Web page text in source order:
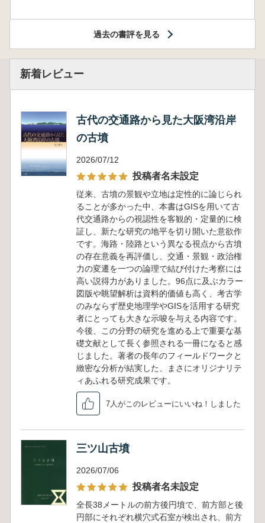
過去の書評を見る
新着レビュー
古代の交通路から見た大阪湾沿岸
の古墳
2026/07/12
投稿者名未設定
従来、古墳の景観や立地は定性的に論じられ
ることが多かった中、本書はGISを用いて古
代交通路からの視認性を客観的・定量的に検
証し、新たな研究の地平を切り開いた意欲作
です。海路・陸路という異なる視点から古墳
の存在意義を再評価し、交通・景観・政治権
力の変遷を一つの論理で結び付けた考察には
高い説得力がありました。96点に及ぶカラー
図版や眺望解析は資料的価値も高く、考古学
のみならず歴史地理学やGISを活用する研究
者にとっても大きな示唆を与える内容です。
今後、この分野の研究を進める上で重要な基
礎文献として長く参照される一冊になると感
じました。著者の長年のフィールドワークと
緻密な分析が結実した、まさにオリジナリテ
ィあふれる研究成果です。
7人がこのレビューにいいね！しました
三ツ山古墳
2026/07/06
投稿者名未設定
全長38メートルの前方後円墳で、前方部と後
円部にそれぞれ横穴式石室が検出され、前方